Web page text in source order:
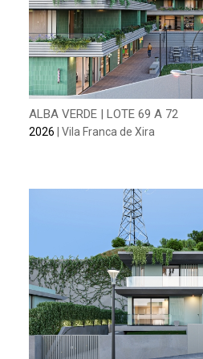
ALBA VERDE | LOTE 69 A 72
2026 | Vila Franca de Xira